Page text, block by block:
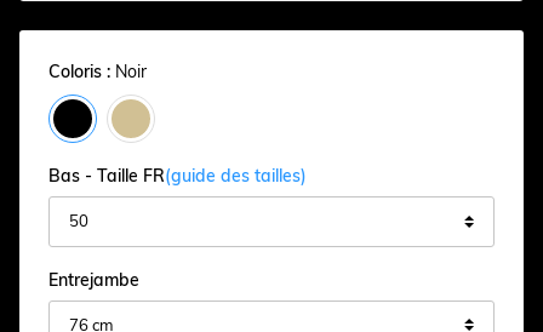
Coloris : Noir
Bas - Taille FR(guide des tailles)
Entrejambe